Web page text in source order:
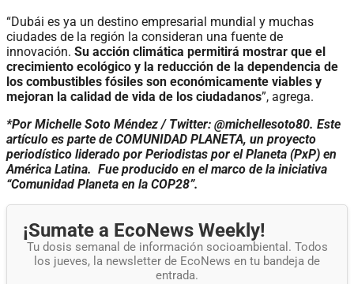
“Dubái es ya un destino empresarial mundial y muchas
ciudades de la región la consideran una fuente de
innovación. Su acción climática permitirá mostrar que el
crecimiento ecológico y la reducción de la dependencia de
los combustibles fósiles son económicamente viables y
mejoran la calidad de vida de los ciudadanos”, agrega.
*Por Michelle Soto Méndez / Twitter: @michellesoto80. Este
artículo es parte de COMUNIDAD PLANETA, un proyecto
periodístico liderado por Periodistas por el Planeta (PxP) en
América Latina. Fue producido en el marco de la iniciativa
“Comunidad Planeta en la COP28”.
¡Sumate a EcoNews Weekly!
Tu dosis semanal de información socioambiental. Todos
los jueves, la newsletter de EcoNews en tu bandeja de
entrada.